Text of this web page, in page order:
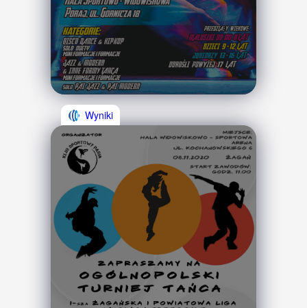
Wyniki